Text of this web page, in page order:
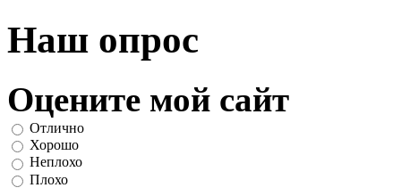
Наш опрос
Оцените мой сайт
Отлично
Хорошо
Неплохо
Плохо